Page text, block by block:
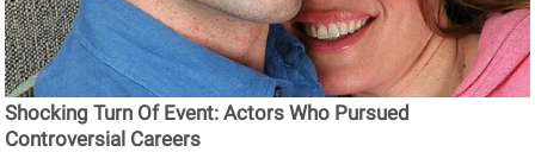
Shocking Turn Of Event: Actors Who Pursued
Controversial Careers